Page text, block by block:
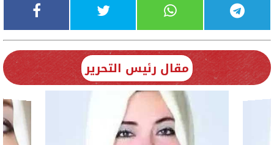
مقال رئيس التحرير